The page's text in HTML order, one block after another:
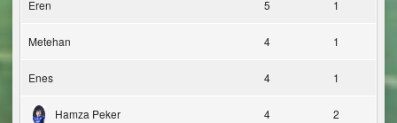
Eren 5 1
Metehan 4 1
Enes 4 1
Hamza Peker 4 2